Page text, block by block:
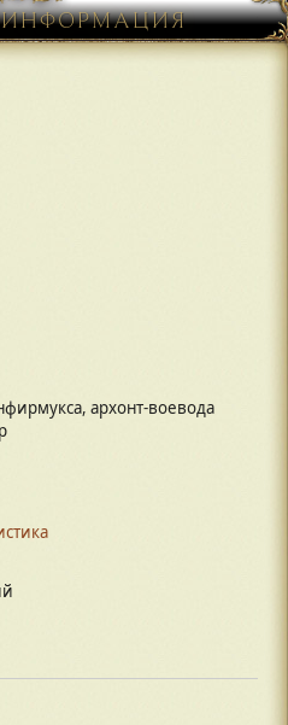
архонт-воевода